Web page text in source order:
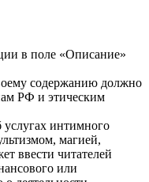
в поле «Описание»
содержанию должно
РФ и этическим
интимного
магией,
ввести читателей
или